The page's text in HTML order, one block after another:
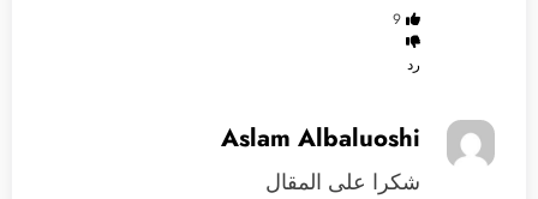
9
رد
Aslam Albaluoshi
شكرا على المقال